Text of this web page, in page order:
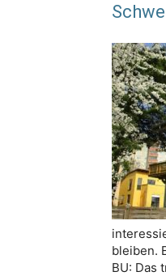
bleiben.
BU: Das